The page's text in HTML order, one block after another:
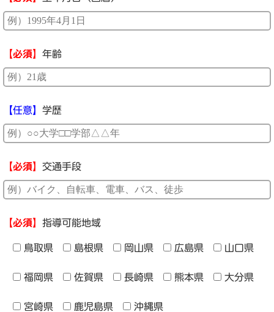
【必須】 年齢
【任意】 学歴
【必須】 交通手段
【必須】 指導可能地域
鳥取県 島根県 岡山県 広島県 山口県
福岡県 佐賀県 長崎県 熊本県 大分県
宮崎県 鹿児島県 沖縄県